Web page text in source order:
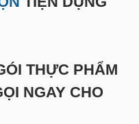
THỰC PHẨM
NGAY CHO